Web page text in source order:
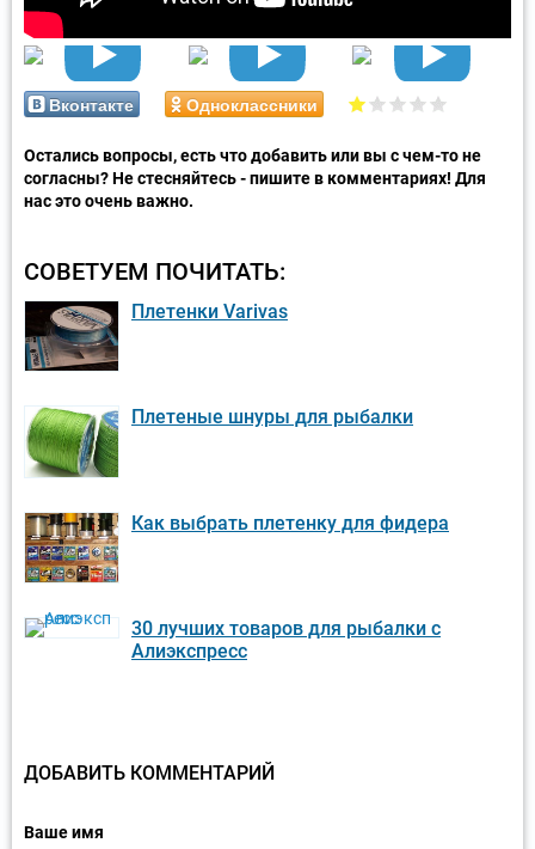
Вконтакте Одноклассники
Остались вопросы, есть что добавить или вы с чем-то не
согласны? Не стесняйтесь - пишите в комментариях! Для
нас это очень важно.
СОВЕТУЕМ ПОЧИТАТЬ:
Плетенки Varivas
Плетеные шнуры для рыбалки
Как выбрать плетенку для фидера
30 лучших товаров для рыбалки с
Алиэкспресс
ДОБАВИТЬ КОММЕНТАРИЙ
Ваше имя